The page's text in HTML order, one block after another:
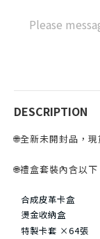
Please
DESCRIPTION
🌐全新未開封品，
🌐禮盒套裝內含以下
合成皮革卡盒
燙金收納盒
特製卡套 ×64張